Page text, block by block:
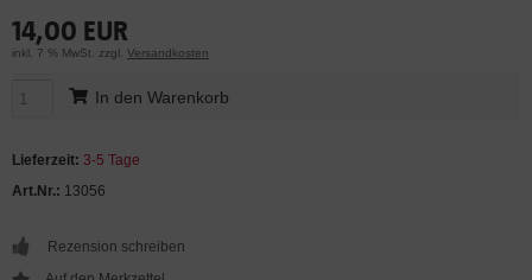
14,00 EUR
inkl. 7 % MwSt. zzgl. Versandkosten
In den Warenkorb
Lieferzeit: 3-5 Tage
Art.Nr.: 13056
Rezension schreiben